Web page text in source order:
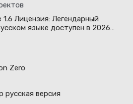
Лицензия: Легендарный
языке доступен в 2026
Zero
русская версия